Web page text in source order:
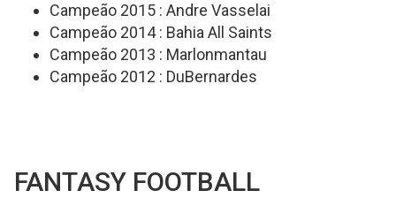
Campeão 2015 : Andre Vasselai
Campeão 2014 : Bahia All Saints
Campeão 2013 : Marlonmantau
Campeão 2012 : DuBernardes
FANTASY FOOTBALL